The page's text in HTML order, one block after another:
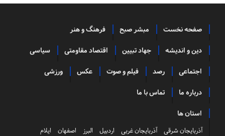
صفحه نخست مبشر صبح فرهنگ و هنر
دین و اندیشه جهاد تبیین اقتصاد مقاومتی سیاسی
اجتماعی رصد فیلم و صوت عکس ورزشی
درباره ما تماس با ما
استان ها
آذربایجان شرقی آذربایجان غربی اردبیل البرز اصفهان
ایلام